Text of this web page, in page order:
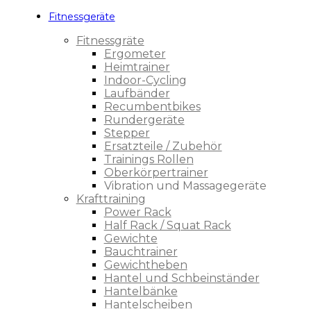
Fitnessgeräte
Fitnessgräte
Ergometer
Heimtrainer
Indoor-Cycling
Laufbänder
Recumbentbikes
Rundergeräte
Stepper
Ersatzteile / Zubehör
Trainings Rollen
Oberkörpertrainer
Vibration und Massagegeräte
Krafttraining
Power Rack
Half Rack / Squat Rack
Gewichte
Bauchtrainer
Gewichtheben
Hantel und Schbeinständer
Hantelbänke
Hantelscheiben